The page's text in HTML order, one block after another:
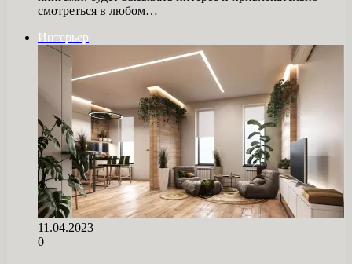
смотреться в любом…
Интерьер
11.04.2023
0